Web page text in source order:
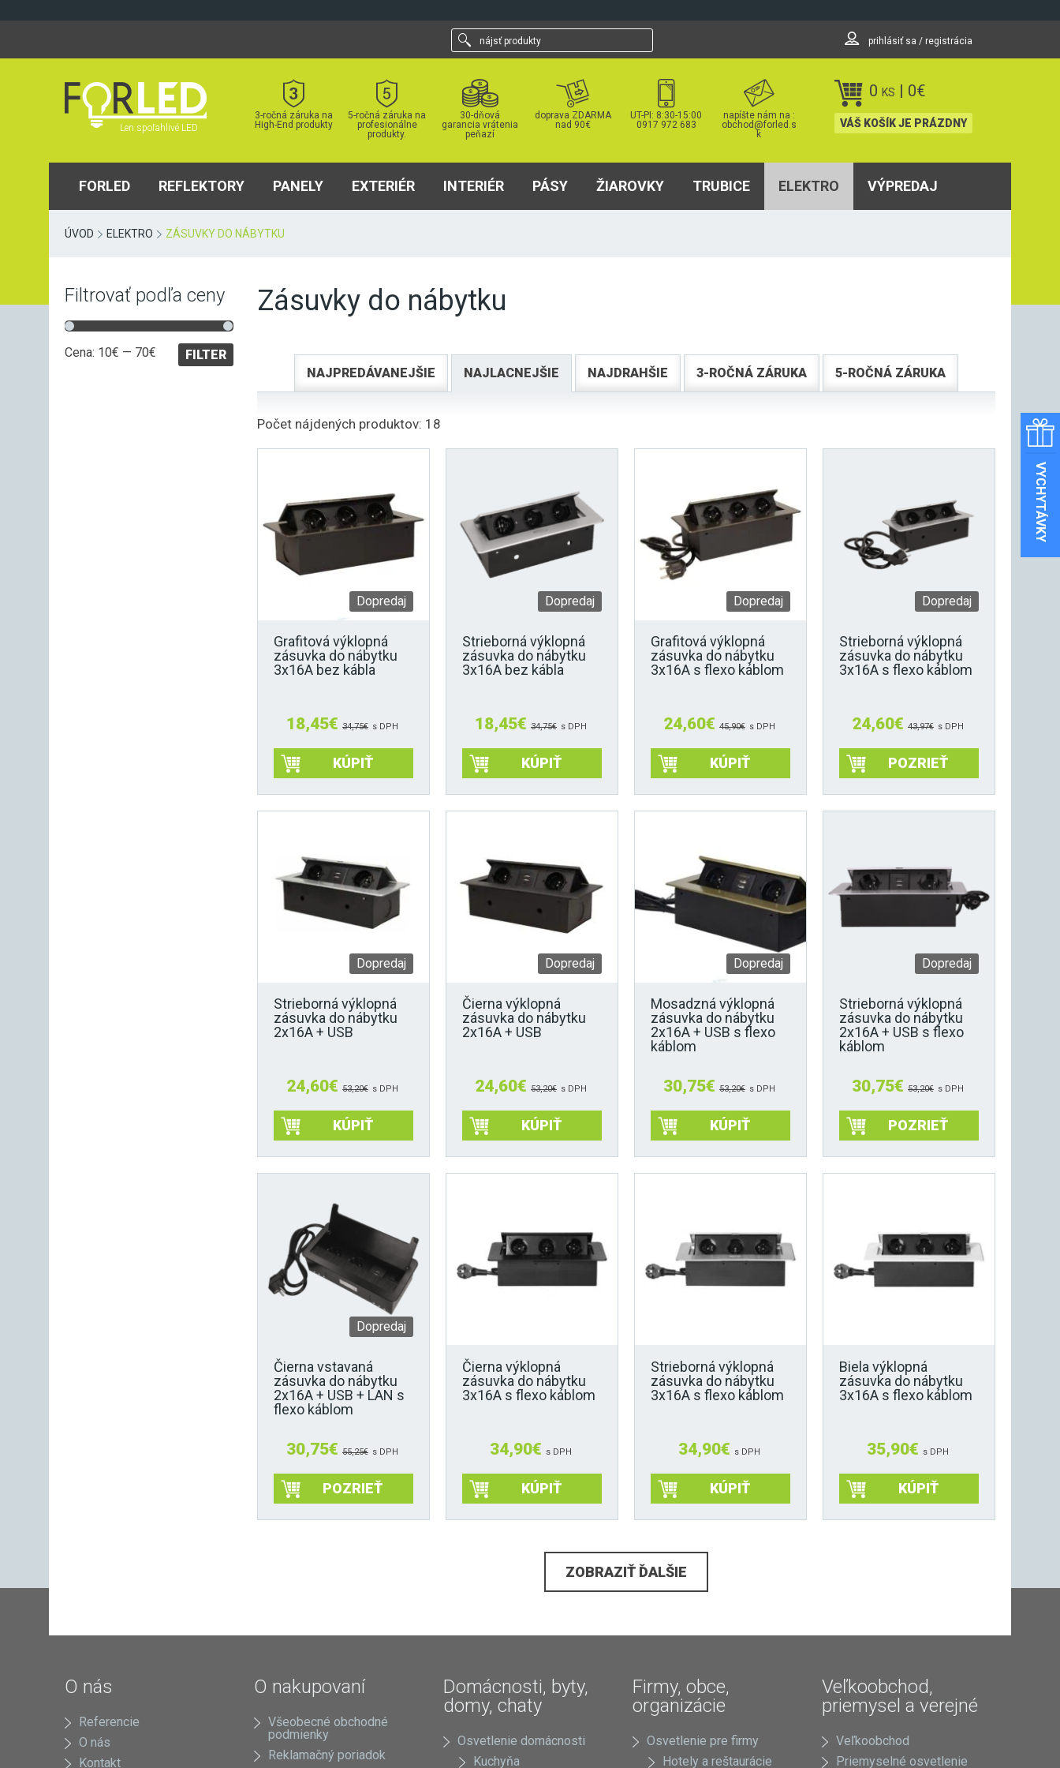
VYCHYTÁVKY
to
nájsť
produkty
prihlásiť sa / registrácia
Len spoľahlivé LED
3-ročná záruka na
High-End produkty
5-ročná záruka na
profesionálne
produkty.
30-dňová
garancia vrátenia
peňazí
doprava ZDARMA
nad 90€
UT-PI: 8:30-15:00
0917 972 683
napíšte nám na :
obchod@forled.s
k
0 KS | 0€
VÁŠ KOŠÍK JE PRÁZDNY
FORLED REFLEKTORY PANELY EXTERIÉR INTERIÉR PÁSY ŽIAROVKY TRUBICE ELEKTRO VÝPREDAJ
ÚVOD ELEKTRO ZÁSUVKY DO NÁBYTKU
Zásuvky do nábytku
NAJPREDÁVANEJŠIE NAJLACNEJŠIE NAJDRAHŠIE 3-ROČNÁ ZÁRUKA 5-ROČNÁ ZÁRUKA
Počet nájdených produktov: 18
Grafitová výklopná
zásuvka do nábytku
3x16A bez kábla
Dopredaj
18,45€ 34,75€ s DPH
KÚPIŤ
Strieborná výklopná
zásuvka do nábytku
3x16A bez kábla
Dopredaj
18,45€ 34,75€ s DPH
KÚPIŤ
Grafitová výklopná
zásuvka do nábytku
3x16A s flexo káblom
Dopredaj
24,60€ 45,90€ s DPH
KÚPIŤ
Strieborná výklopná
zásuvka do nábytku
3x16A s flexo káblom
Dopredaj
24,60€ 43,97€ s DPH
POZRIEŤ
Strieborná výklopná
zásuvka do nábytku
2x16A + USB
Dopredaj
24,60€ 53,20€ s DPH
KÚPIŤ
Čierna výklopná
zásuvka do nábytku
2x16A + USB
Dopredaj
24,60€ 53,20€ s DPH
KÚPIŤ
Mosadzná výklopná
zásuvka do nábytku
2x16A + USB s flexo
káblom
Dopredaj
30,75€ 53,20€ s DPH
KÚPIŤ
Strieborná výklopná
zásuvka do nábytku
2x16A + USB s flexo
káblom
Dopredaj
30,75€ 53,20€ s DPH
POZRIEŤ
Čierna vstavaná
zásuvka do nábytku
2x16A + USB + LAN s
flexo káblom
Dopredaj
30,75€ 55,25€ s DPH
POZRIEŤ
Čierna výklopná
zásuvka do nábytku
3x16A s flexo káblom
34,90€ s DPH
KÚPIŤ
Strieborná výklopná
zásuvka do nábytku
3x16A s flexo káblom
34,90€ s DPH
KÚPIŤ
Biela výklopná
zásuvka do nábytku
3x16A s flexo káblom
35,90€ s DPH
KÚPIŤ
ZOBRAZIŤ ĎALŠIE
Filtrovať podľa ceny
Minimálna
Maximálna
FILTER
Cena: 10€ — 70€
O nás
Referencie
O nás
Kontakt
O nakupovaní
Všeobecné obchodné
podmienky
Reklamačný poriadok
Domácnosti, byty,
domy, chaty
Osvetlenie domácnosti
Kuchyňa
Firmy, obce,
organizácie
Osvetlenie pre firmy
Hotely a reštaurácie
Veľkoobchod,
priemysel a verejné
Veľkoobchod
Priemyselné osvetlenie